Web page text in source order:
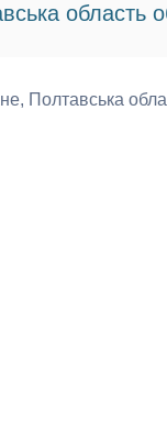
область
Полтавська